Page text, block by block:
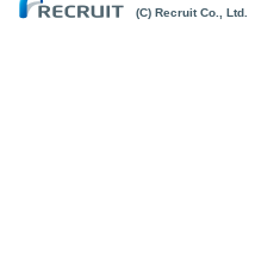
(C) Recruit Co., Ltd.